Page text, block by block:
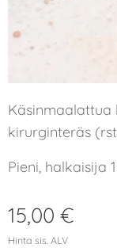
kirurginteräs
Pieni, halkaisija
15,00 €
Hinta sis. ALV